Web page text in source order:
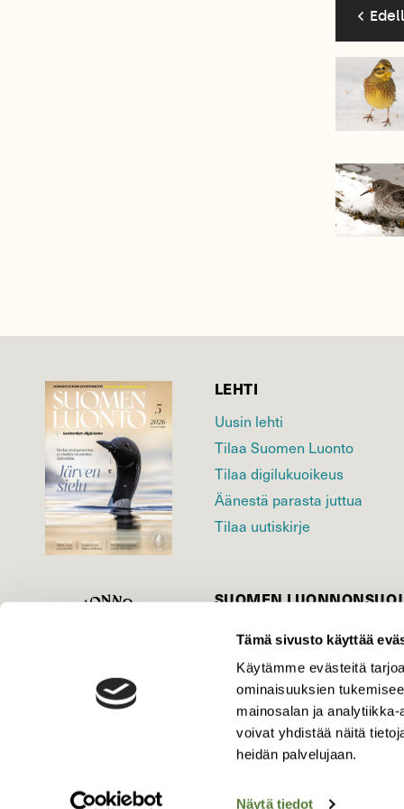
Tämä sivusto käyttää
Käytämme evästeitä
ominaisuuksien
mainosalan ja
voivat yhdistää näitä
heidän palvelujaan.
Näytä tiedot
LEHTI
Uusin lehti
Tilaa Suomen Luonto
Tilaa digilukuoikeus
Äänestä parasta juttua
Tilaa uutiskirje
SUOMEN
Suomen Luonto -lehden
Suomen luonnonsuojelu­liitto.